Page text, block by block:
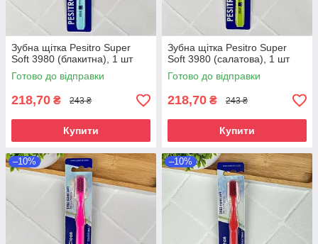
Зубна щітка Pesitro Super
Soft 3980 (блакитна), 1 шт
Готово до відправки
218,70 ₴ 243 ₴
Купити
Зубна щітка Pesitro Super
Soft 3980 (салатова), 1 шт
Готово до відправки
218,70 ₴ 243 ₴
Купити
–10% –10%